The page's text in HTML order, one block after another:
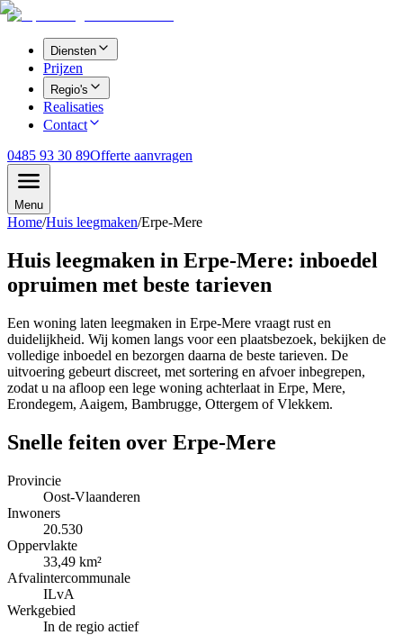
Diensten
Prijzen
Regio's
Realisaties
Contact
0485 93 30 89Offerte aanvragen
Menu
Home/Huis leegmaken/Erpe-Mere
Huis leegmaken in Erpe-Mere: inboedel
opruimen met beste tarieven
Een woning laten leegmaken in Erpe-Mere vraagt rust en
duidelijkheid. Wij komen langs voor een plaatsbezoek, bekijken de
volledige inboedel en bezorgen daarna de beste tarieven. De
uitvoering gebeurt discreet, met sortering en afvoer inbegrepen,
zodat u na afloop een lege woning achterlaat in Erpe, Mere,
Erondegem, Aaigem, Bambrugge, Ottergem of Vlekkem.
Snelle feiten over Erpe-Mere
Provincie
Oost-Vlaanderen
Inwoners
20.530
Oppervlakte
33,49 km²
Afvalintercommunale
ILvA
Werkgebied
In de regio actief